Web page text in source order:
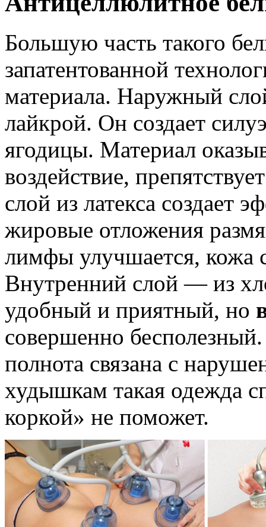
Большую часть такого
запатентованной
материала. Наружный
лайкрой. Он создает
ягодицы. Материал
воздействие,
слой из латекса создает
жировые отложения
лимфы улучшается, кожа
Внутренний слой — из
удобный и приятный, но
совершенно
полнота связана с
худышкам такая одежда
коркой» не поможет.